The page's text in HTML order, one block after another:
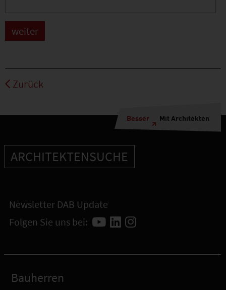
Zurück
Besser Mit Architekten
ARCHITEKTENSUCHE
Newsletter DAB Update
Folgen Sie uns bei:
Bauherren